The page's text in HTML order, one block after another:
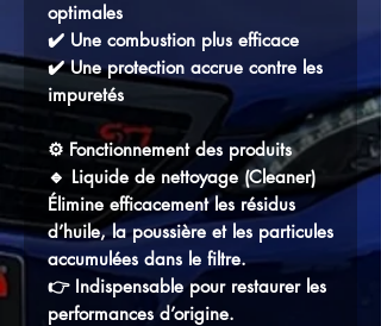
optimales
✔️ Une combustion plus efficace
✔️ Une protection accrue contre les
impuretés
⚙️ Fonctionnement des produits
🔹 Liquide de nettoyage (Cleaner)
Élimine efficacement les résidus
d’huile, la poussière et les particules
accumulées dans le filtre.
👉 Indispensable pour restaurer les
performances d’origine.